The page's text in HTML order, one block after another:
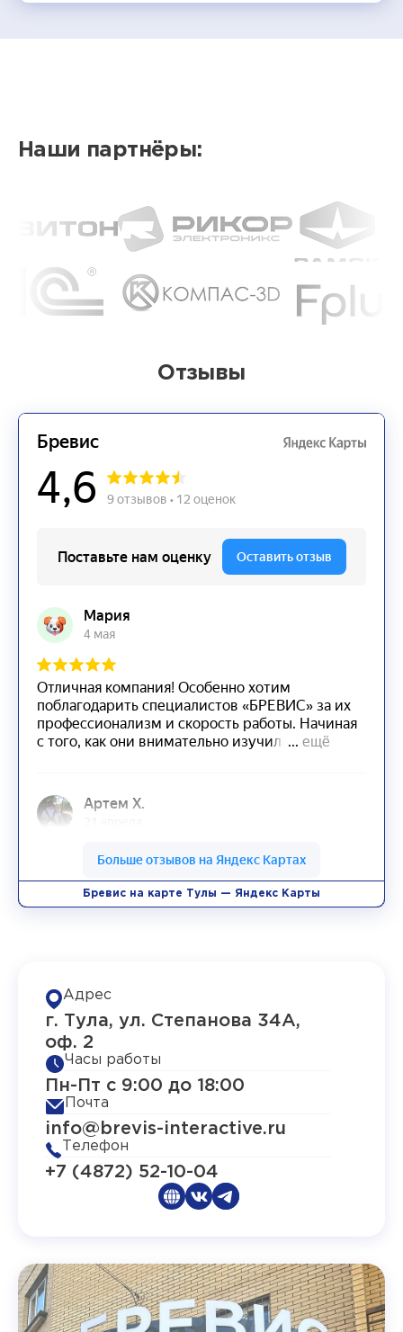
Наши партнёры:
Отзывы
Бревис на карте Тулы — Яндекс Карты
Адрес
г. Тула, ул. Степанова 34А,
оф. 2
Часы работы
Пн-Пт с 9:00 до 18:00
Почта
info@brevis-interactive.ru
Телефон
+7 (4872) 52-10-04